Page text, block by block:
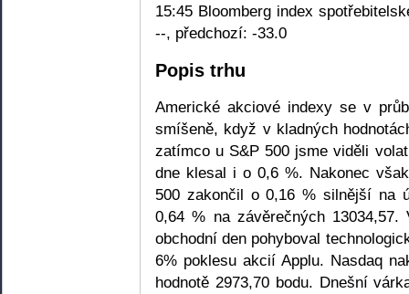
15:45 Bloomberg index
--, předchozí: -33.0
Popis trhu
Americké akciové indexy se v
smíšeně, když v kladných
zatímco u S&P 500 jsme viděli
dne klesal i o 0,6 %. Nakonec
500 zakončil o 0,16 % silnější na
0,64 % na závěrečných
obchodní den pohyboval
6% poklesu akcií Applu. Nasdaq
hodnotě 2973,70 bodu. Dnešní